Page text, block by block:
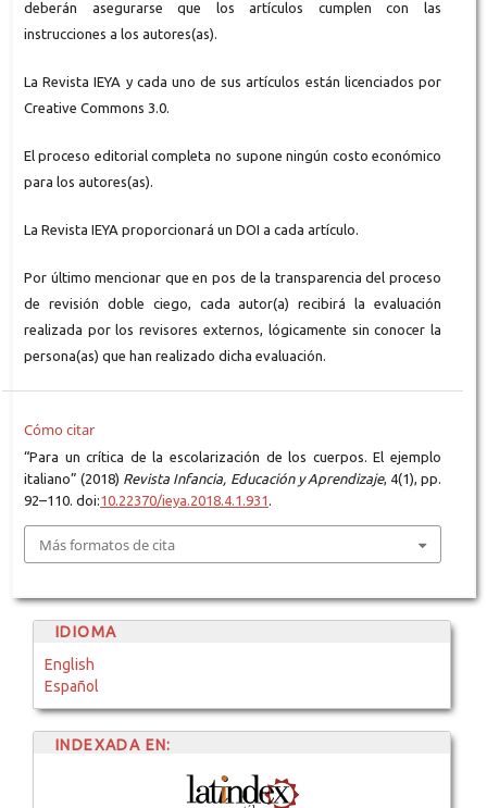
deberán asegurarse que los artículos cumplen con las
instrucciones a los autores(as).
La Revista IEYA y cada uno de sus artículos están licenciados por
Creative Commons 3.0.
El proceso editorial completa no supone ningún costo económico
para los autores(as).
La Revista IEYA proporcionará un DOI a cada artículo.
Por último mencionar que en pos de la transparencia del proceso
de revisión doble ciego, cada autor(a) recibirá la evaluación
realizada por los revisores externos, lógicamente sin conocer la
persona(as) que han realizado dicha evaluación.
Cómo citar
“Para un crítica de la escolarización de los cuerpos. El ejemplo
italiano” (2018) Revista Infancia, Educación y Aprendizaje, 4(1), pp.
92–110. doi:10.22370/ieya.2018.4.1.931 .
Más formatos de cita
IDIOMA
English
Español
INDEXADA EN: